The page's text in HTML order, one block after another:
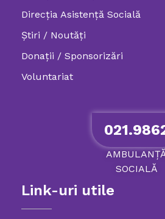
Direcția Asistență Socială
Știri / Noutăți
Donații / Sponsorizări
Voluntariat
SOCIALĂ
Link-uri utile